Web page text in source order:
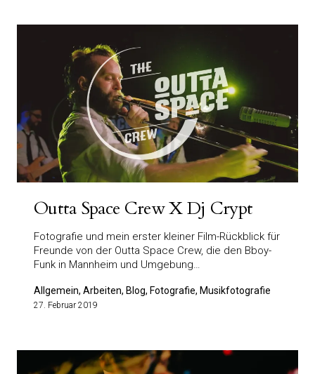
Outta Space Crew X Dj Crypt
Fotografie und mein erster kleiner Film-Rückblick für
Freunde von der Outta Space Crew, die den Bboy-
Funk in Mannheim und Umgebung…
Allgemein, Arbeiten, Blog, Fotografie, Musikfotografie
27. Februar 2019